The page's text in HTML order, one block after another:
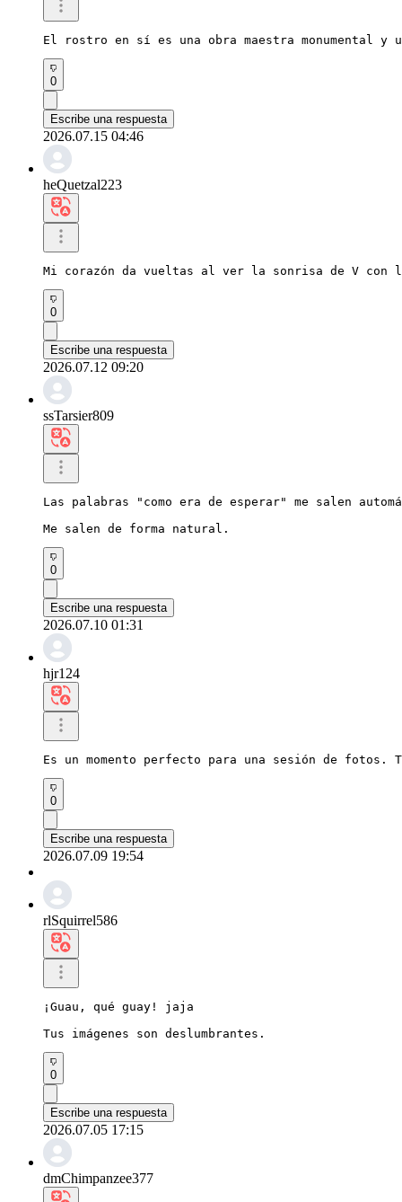
El rostro en sí es una obra maestra monumental y
0
Escribe una respuesta
2026.07.15 04:46
heQuetzal223
Mi corazón da vueltas al ver la sonrisa de V
0
Escribe una respuesta
2026.07.12 09:20
ssTarsier809
Las palabras "como era de esperar" me salen
Me salen de forma natural.
0
Escribe una respuesta
2026.07.10 01:31
hjr124
Es un momento perfecto para una sesión de
0
Escribe una respuesta
2026.07.09 19:54
rlSquirrel586
¡Guau, qué guay! jaja
Tus imágenes son deslumbrantes.
0
Escribe una respuesta
2026.07.05 17:15
dmChimpanzee377